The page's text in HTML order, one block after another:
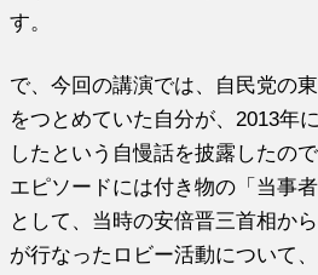
す。
で、今回の講演では、自民党の
をつとめていた自分が、2013年
したという自慢話を披露したの
エピソードには付き物の「当事
として、当時の安倍晋三首相か
が行なったロビー活動について